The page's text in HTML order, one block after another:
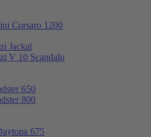
Corsaro 1200
Jackal
V 10 Scandalo
650
800
675